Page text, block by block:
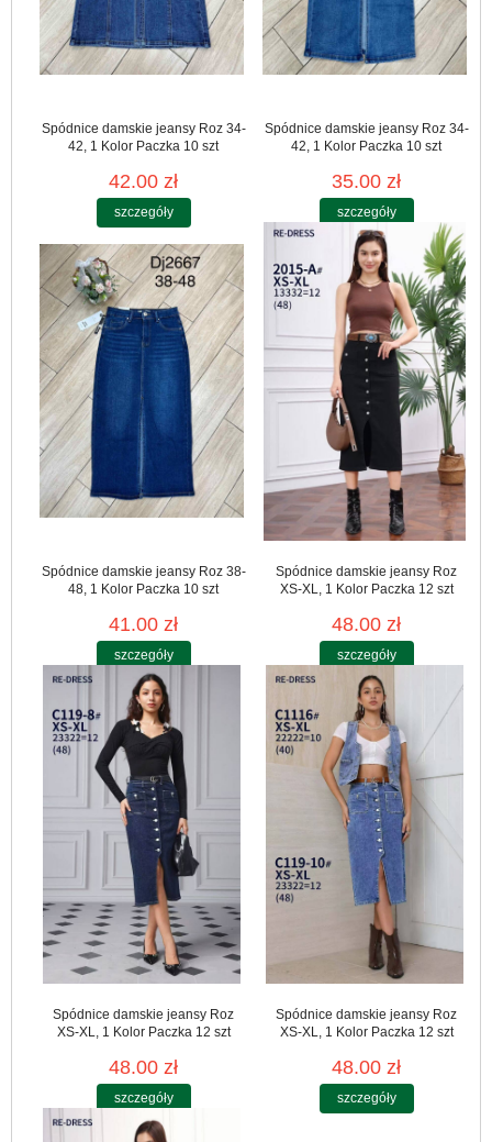
Spódnice damskie jeansy Roz 34-
42, 1 Kolor Paczka 10 szt
42.00 zł
szczegóły
Spódnice damskie jeansy Roz 34-
42, 1 Kolor Paczka 10 szt
35.00 zł
szczegóły
Spódnice damskie jeansy Roz 38-
48, 1 Kolor Paczka 10 szt
41.00 zł
szczegóły
Spódnice damskie jeansy Roz
XS-XL, 1 Kolor Paczka 12 szt
48.00 zł
szczegóły
Spódnice damskie jeansy Roz
XS-XL, 1 Kolor Paczka 12 szt
48.00 zł
szczegóły
Spódnice damskie jeansy Roz
XS-XL, 1 Kolor Paczka 12 szt
48.00 zł
szczegóły